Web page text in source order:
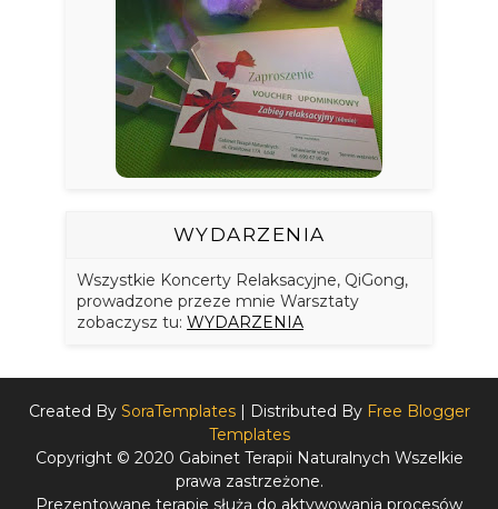
WYDARZENIA
Wszystkie Koncerty Relaksacyjne, QiGong,
prowadzone przeze mnie Warsztaty
zobaczysz tu: WYDARZENIA
Created By SoraTemplates| Distributed By Free Blogger
Templates
Copyright © 2020 Gabinet Terapii Naturalnych Wszelkie
prawa zastrzeżone.
Prezentowane terapie służą do aktywowania procesów